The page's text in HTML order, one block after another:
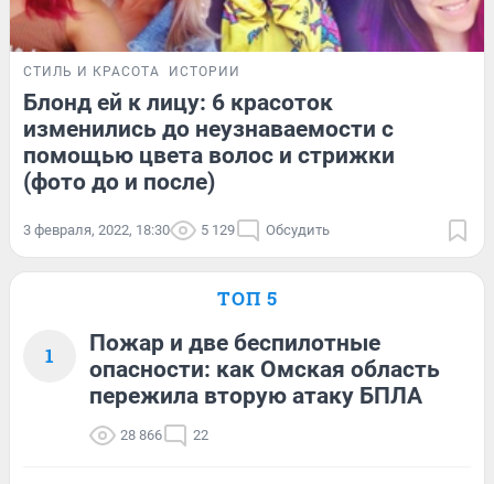
СТИЛЬ И КРАСОТА ИСТОРИИ
Блонд ей к лицу: 6 красоток
изменились до неузнаваемости с
помощью цвета волос и стрижки
(фото до и после)
3 февраля, 2022, 18:30 5 129 Обсудить
ТОП 5
1
Пожар и две беспилотные
опасности: как Омская область
пережила вторую атаку БПЛА
28 866 22